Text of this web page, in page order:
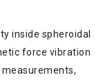
inside spheroidal
force vibration